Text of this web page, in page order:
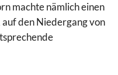
machte nämlich einen
den Niedergang von